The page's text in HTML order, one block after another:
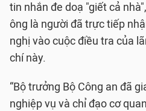
tin nhắn đe doạ "giết cả
ông là người đã trực tiếp
nghị vào cuộc điều tra của
chí này.
“Bộ trưởng Bộ Công an đã
nghiệp vụ và chỉ đạo cơ